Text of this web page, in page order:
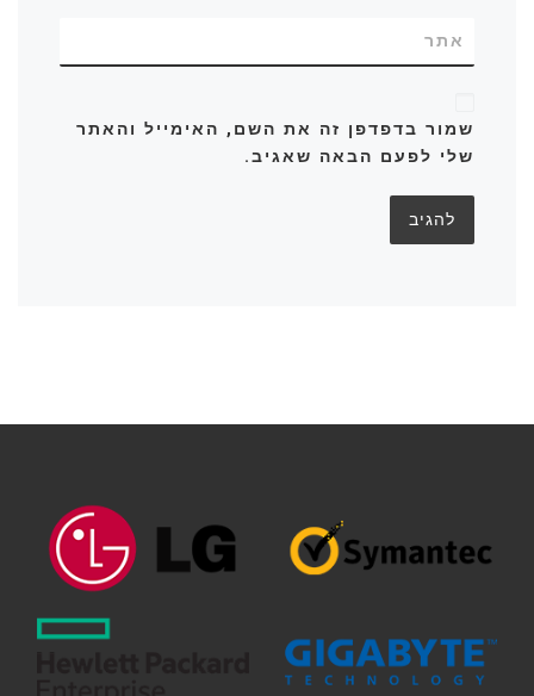
אתר
שמור בדפדפן זה את השם, האימייל והאתר
שלי לפעם הבאה שאגיב.